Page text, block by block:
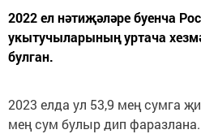
2022 ел нәтиҗәләре буенча
укытучыларының уртача
булган.
2023 елда ул 53,9 мең сумга
мең сум булыр дип